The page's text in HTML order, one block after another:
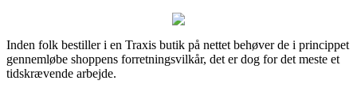
Inden folk bestiller i en Traxis butik på nettet behøver de i princippet
gennemløbe shoppens forretningsvilkår, det er dog for det meste et
tidskrævende arbejde.